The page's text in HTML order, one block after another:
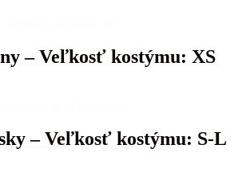
– Veľkosť kostýmu: XS
– Veľkosť kostýmu: S-L